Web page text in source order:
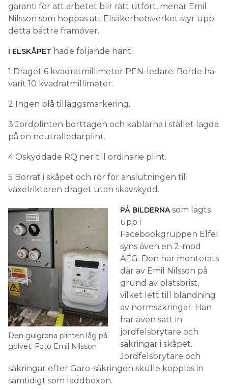
garanti för att arbetet blir rätt utfört, menar Emil
Nilsson som hoppas att Elsäkerhetsverket styr upp
detta bättre framöver.
I ELSKÅPET hade följande hänt:
1 Draget 6 kvadratmillimeter PEN-ledare. Borde ha
varit 10 kvadratmillimeter.
2 Ingen blå tilläggsmarkering.
3 Jordplinten borttagen och kablarna i stället lagda
på en neutralledarplint.
4 Oskyddade RQ ner till ordinarie plint.
5 Borrat i skåpet och rör för anslutningen till
växelriktaren draget utan skavskydd.
Den gulgröna plinten låg på
golvet. Foto Emil Nilsson
PÅ BILDERNAsom lagts
upp i
Facebookgruppen Elfel
syns även en 2-mod
AEG. Den har monterats
där av Emil Nilsson på
grund av platsbrist,
vilket lett till blandning
av normsäkringar. Han
har även satt in
jordfelsbrytare och
säkringar i skåpet.
Jordfelsbrytare och
säkringar efter Garo-säkringen skulle kopplas in
samtidigt som laddboxen.